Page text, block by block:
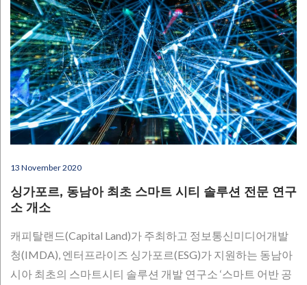
13 November 2020
싱가포르, 동남아 최초 스마트 시티 솔루션 전문 연구
소 개소
캐피탈랜드(Capital Land)가 주최하고 정보통신미디어개발
청(IMDA), 엔터프라이즈 싱가포르(ESG)가 지원하는 동남아
시아 최초의 스마트시티 솔루션 개발 연구소 ‘스마트 어반 공